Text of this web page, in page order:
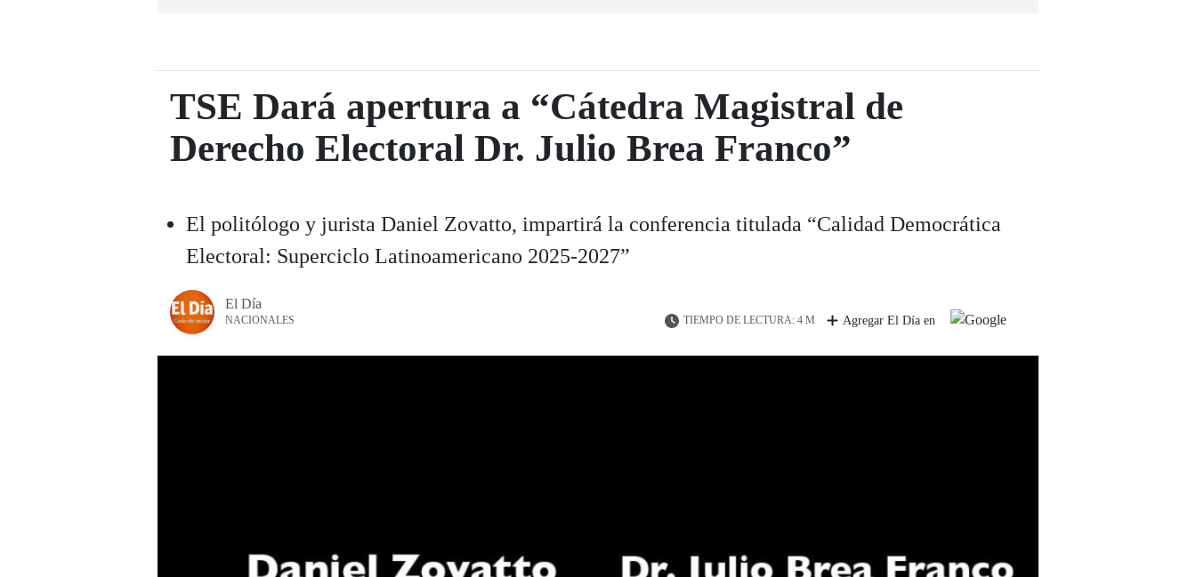
TSE Dará apertura a “Cátedra Magistral de
Derecho Electoral Dr. Julio Brea Franco”
El politólogo y jurista Daniel Zovatto, impartirá la conferencia titulada “Calidad Democrática
Electoral: Superciclo Latinoamericano 2025-2027”
El Día
NACIONALES TIEMPO DE LECTURA: 4 M Agregar El Día en